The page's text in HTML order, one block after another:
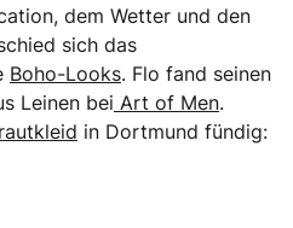
dem Wetter und den
sich das
Boho-Looks. Flo fand seinen
Leinen bei Art of Men.
in Dortmund fündig: